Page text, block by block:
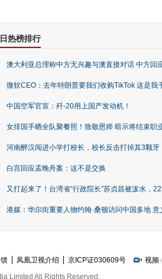
热榜排行
澳大利亚总理称中方无兴趣与澳直接对话 中方回
微软CEO：去年特朗普要我们收购TikTok 这是我
中国空军官宣：歼-20用上国产发动机！
女排国手晒全队聚餐照！致敬恩师 暗示将结束职
河南醉汉闯进小学打校长，校长反击打掉其3颗牙
白宫回应孟晚舟案：这不是交换
又打起来了！台湾省“行政院长”苏贞昌被泼水，
港媒：华尔街重要人物约翰·桑顿访问中国多地 意
凤凰卫视介绍 京ICP证030609号 视频·
Limited All Rights Reserved.